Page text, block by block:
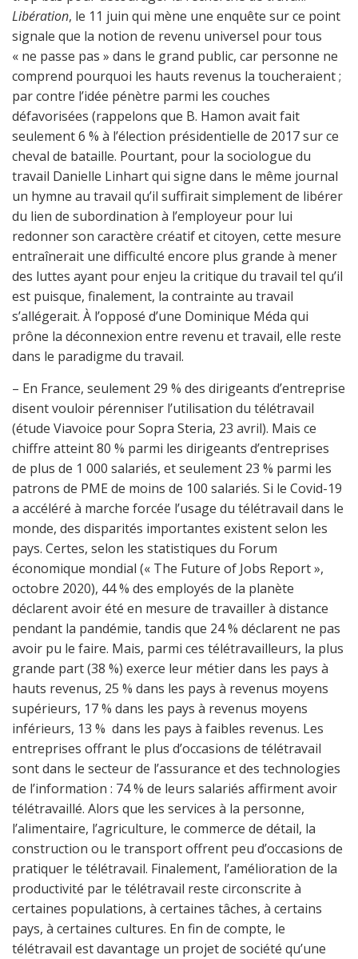
Libération, le 11 juin qui mène une enquête sur ce point
signale que la notion de revenu universel pour tous
« ne passe pas » dans le grand public, car personne ne
comprend pourquoi les hauts revenus la toucheraient ;
par contre l’idée pénètre parmi les couches
défavorisées (rappelons que B. Hamon avait fait
seulement 6 % à l’élection présidentielle de 2017 sur ce
cheval de bataille. Pourtant, pour la sociologue du
travail Danielle Linhart qui signe dans le même journal
un hymne au travail qu’il suffirait simplement de libérer
du lien de subordination à l’employeur pour lui
redonner son caractère créatif et citoyen, cette mesure
entraînerait une difficulté encore plus grande à mener
des luttes ayant pour enjeu la critique du travail tel qu’il
est puisque, finalement, la contrainte au travail
s’allégerait. À l’opposé d’une Dominique Méda qui
prône la déconnexion entre revenu et travail, elle reste
dans le paradigme du travail.
– En France, seulement 29 % des dirigeants d’entreprise
disent vouloir pérenniser l’utilisation du télétravail
(étude Viavoice pour Sopra Steria, 23 avril). Mais ce
chiffre atteint 80 % parmi les dirigeants d’entreprises
de plus de 1 000 salariés, et seulement 23 % parmi les
patrons de PME de moins de 100 salariés. Si le Covid-19
a accéléré à marche forcée l’usage du télétravail dans le
monde, des disparités importantes existent selon les
pays. Certes, selon les statistiques du Forum
économique mondial (« The Future of Jobs Report »,
octobre 2020), 44 % des employés de la planète
déclarent avoir été en mesure de travailler à distance
pendant la pandémie, tandis que 24 % déclarent ne pas
avoir pu le faire. Mais, parmi ces télétravailleurs, la plus
grande part (38 %) exerce leur métier dans les pays à
hauts revenus, 25 % dans les pays à revenus moyens
supérieurs, 17 % dans les pays à revenus moyens
inférieurs, 13 % dans les pays à faibles revenus. Les
entreprises offrant le plus d’occasions de télétravail
sont dans le secteur de l’assurance et des technologies
de l’information : 74 % de leurs salariés affirment avoir
télétravaillé. Alors que les services à la personne,
l’alimentaire, l’agriculture, le commerce de détail, la
construction ou le transport offrent peu d’occasions de
pratiquer le télétravail. Finalement, l’amélioration de la
productivité par le télétravail reste circonscrite à
certaines populations, à certaines tâches, à certains
pays, à certaines cultures. En fin de compte, le
télétravail est davantage un projet de société qu’une